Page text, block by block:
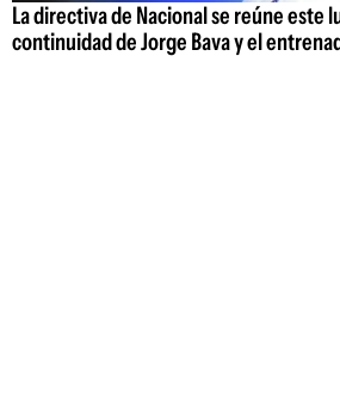
La directiva de Nacional se reúne este
continuidad de Jorge Bava y el